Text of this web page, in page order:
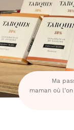
Ma
maman où